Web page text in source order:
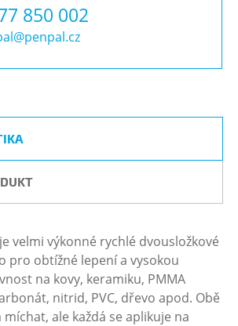
850 002
je velmi výkonné rychlé dvousložkové
pro obtížné lepení a vysokou
na kovy, keramiku, PMMA
nitrid, PVC, dřevo apod. Obě
ale každá se aplikuje na